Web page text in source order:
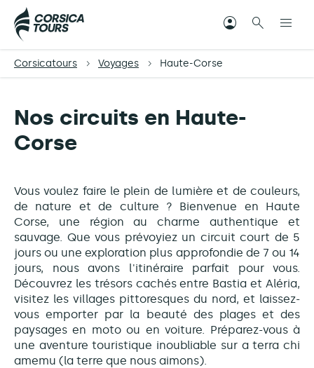
Corsicatours Voyages Haute-Corse
Nos circuits en Haute-
Corse
Vous voulez faire le plein de lumière et de couleurs,
de nature et de culture ? Bienvenue en Haute
Corse, une région au charme authentique et
sauvage. Que vous prévoyiez un circuit court de 5
jours ou une exploration plus approfondie de 7 ou 14
jours, nous avons l'itinéraire parfait pour vous.
Découvrez les trésors cachés entre Bastia et Aléria,
visitez les villages pittoresques du nord, et laissez-
vous emporter par la beauté des plages et des
paysages en moto ou en voiture. Préparez-vous à
une aventure touristique inoubliable sur a terra chi
amemu (la terre que nous aimons).